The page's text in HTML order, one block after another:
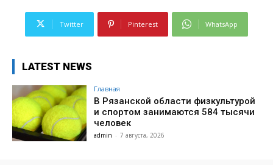
Twitter Pinterest WhatsApp
LATEST NEWS
Главная
В Рязанской области физкультурой
и спортом занимаются 584 тысячи
человек
admin - 7 августа, 2026